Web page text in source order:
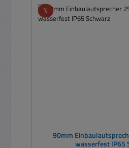
%Rabatt
90mm
wasserfest IP65